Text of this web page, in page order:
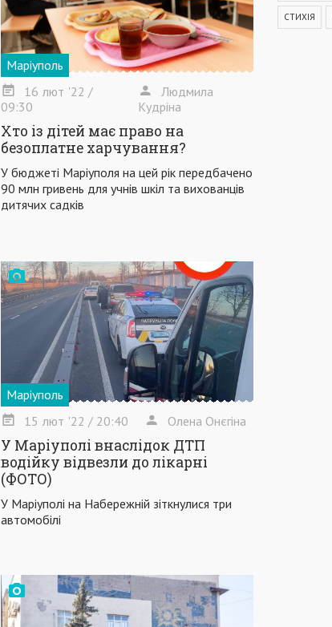
Маріуполь
16 лют '22 /
09:30
Людмила
Кудріна
Хто із дітей має право на
безоплатне харчування?
У бюджеті Маріуполя на цей рік передбачено
90 млн гривень для учнів шкіл та вихованців
дитячих садків
Маріуполь
15 лют '22 / 20:40 Олена Онєгіна
У Маріуполі внаслідок ДТП
водійку відвезли до лікарні
(ФОТО)
У Маріуполі на Набережній зіткнулися три
автомобілі
СТИХІЯ